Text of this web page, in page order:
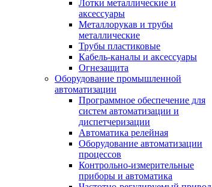
Лотки металлические и
аксессуары
Металлорукав и трубы
металлические
Трубы пластиковые
Кабель-каналы и аксессуары
Огнезащита
Оборудование промышленной
автоматизации
Программное обеспечение для
систем автоматизации и
диспетчеризации
Автоматика релейная
Оборудование автоматизации
процессов
Контрольно-измерительные
приборы и автоматика